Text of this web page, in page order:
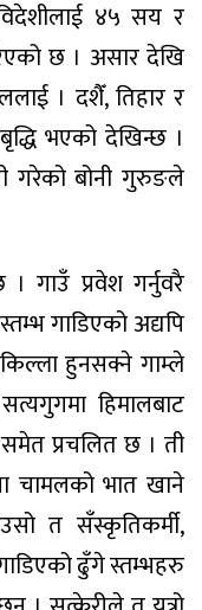
४५ सय र
छ । असार देखि
। दशैँ, तिहार र
भएको देखिन्छ ।
गरेको बोनी गुरुङले
गाउँ प्रवेश गर्नुवरै
गाडिएको अद्यपि
हुनसक्ने गाम्ले
हिमालबाट
प्रचलित छ । ती
चामलको भात खाने
त सँस्कृतिकर्मी,
ढुँगे स्तम्भहरु